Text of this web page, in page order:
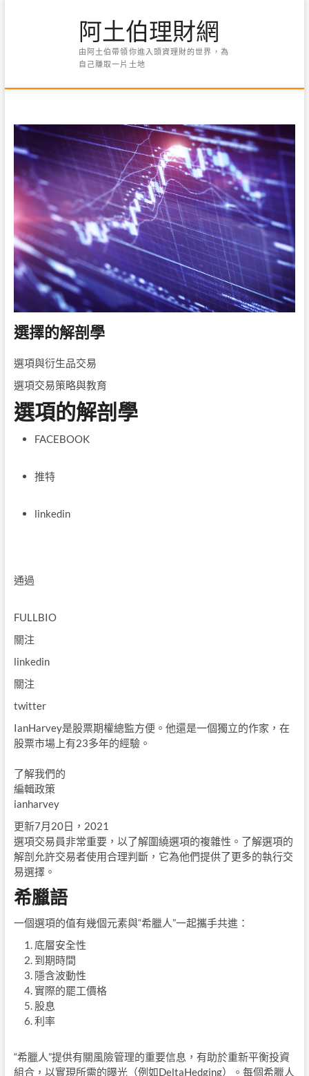
阿土伯理財網
由阿土伯帶領你進入頭資理財的世界，為
自己賺取一片土地
選擇的解剖學
選項與衍生品交易
選項交易策略與教育
選項的解剖學
FACEBOOK
推特
linkedin
通過
FULLBIO
關注
linkedin
關注
twitter
IanHarvey是股票期權總監方便。他還是一個獨立的作家，在
股票市場上有23多年的經驗。
了解我們的
編輯政策
ianharvey
更新7月20日，2021
選項交易員非常重要，以了解圍繞選項的複雜性。了解選項的
解剖允許交易者使用合理判斷，它為他們提供了更多的執行交
易選擇。
希臘語
一個選項的值有幾個元素與“希臘人”一起攜手共進：
底層安全性
到期時間
隱含波動性
實際的罷工價格
股息
利率
“希臘人”提供有關風險管理的重要信息，有助於重新平衡投資
組合，以實現所需的曝光（例如DeltaHedging）。每個希臘人